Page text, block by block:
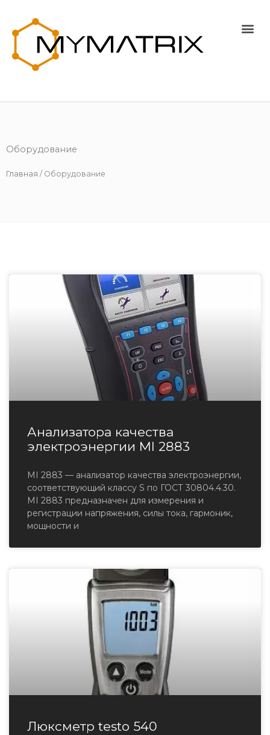
содержимому
Оборудование
Главная / Оборудование
Анализатора качества
электроэнергии MI 2883
MI 2883 — анализатор качества электроэнергии,
соответствующий классу S по ГОСТ 30804.4.30.
MI 2883 предназначен для измерения и
регистрации напряжения, силы тока, гармоник,
мощности и
Люксметр testo 540